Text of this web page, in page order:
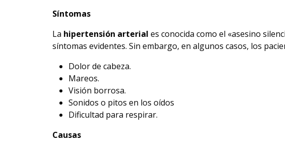
Síntomas
La hipertensión arterial es conocida como el «asesino
síntomas evidentes. Sin embargo, en algunos casos, los
Dolor de cabeza.
Mareos.
Visión borrosa.
Sonidos o pitos en los oídos
Dificultad para respirar.
Causas